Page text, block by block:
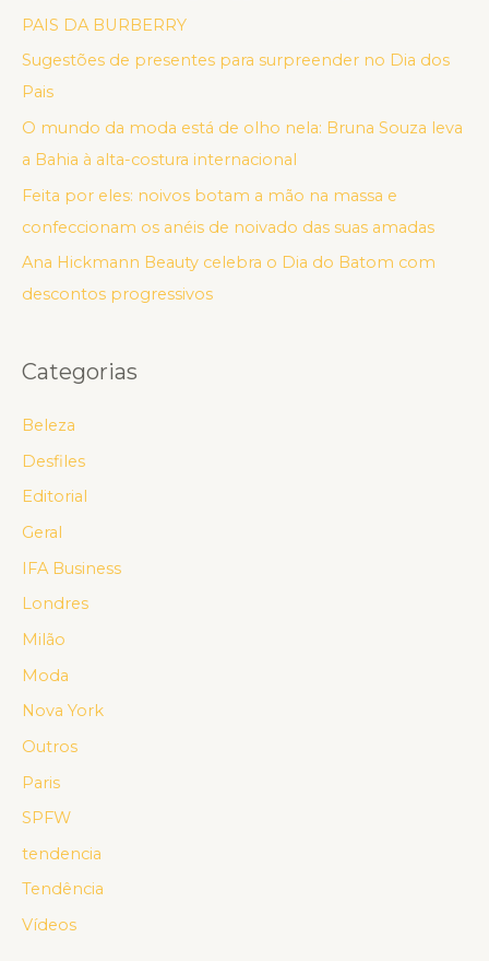
PAIS DA BURBERRY
Sugestões de presentes para surpreender no Dia dos
Pais
O mundo da moda está de olho nela: Bruna Souza leva
a Bahia à alta-costura internacional
Feita por eles: noivos botam a mão na massa e
confeccionam os anéis de noivado das suas amadas
Ana Hickmann Beauty celebra o Dia do Batom com
descontos progressivos
Categorias
Beleza
Desfiles
Editorial
Geral
IFA Business
Londres
Milão
Moda
Nova York
Outros
Paris
SPFW
tendencia
Tendência
Vídeos